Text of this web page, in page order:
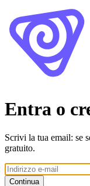
Entra o
Scrivi la tua email: se
gratuito.
Continua